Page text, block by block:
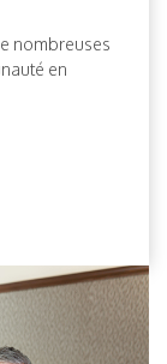
nombreuses
en